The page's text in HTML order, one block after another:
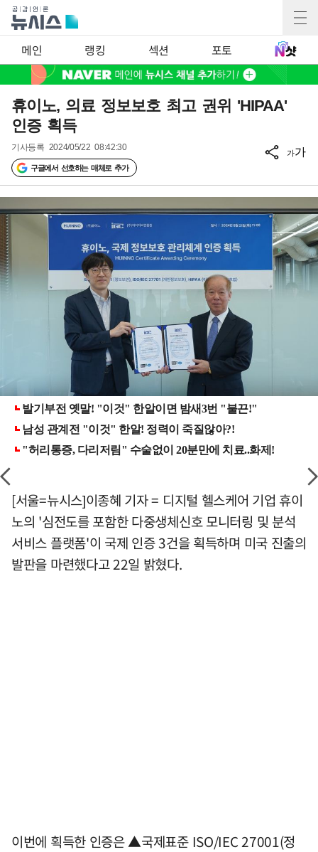
메인 랭킹 섹션 포토
휴이노, 의료 정보보호 최고 권위 'HIPAA'
인증 획득
기사등록 2024/05/22 08:42:30
구글에서 선호하는 매체로 추가
가가
[서울=뉴시스]이종혜 기자 = 디지털 헬스케어 기업 휴이
노의 '심전도를 포함한 다중생체신호 모니터링 및 분석
서비스 플랫폼'이 국제 인증 3건을 획득하며 미국 진출의
발판을 마련했다고 22일 밝혔다.
이번에 획득한 인증은 ▲국제표준 ISO/IEC 27001(정